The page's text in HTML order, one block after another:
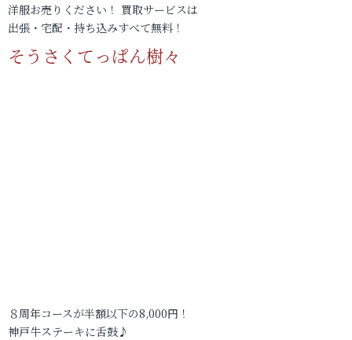
洋服お売りください！ 買取サービスは
出張・宅配・持ち込みすべて無料！
そうさくてっぱん樹々
８周年コースが半額以下の8,000円！
神戸牛ステーキに舌鼓♪